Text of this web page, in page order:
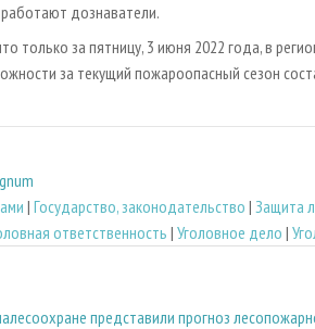
дознаватели.
только за пятницу, 3 июня 2022 года, в
за текущий пожароопасный сезон
| Государство, законодательство | Защита
ответственность | Уголовное дело |
представили прогноз